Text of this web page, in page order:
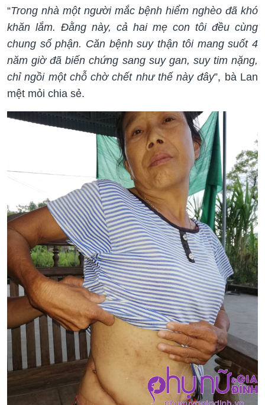
“Trong nhà một người mắc bệnh hiểm nghèo đã khó
khăn lắm. Đằng này, cả hai mẹ con tôi đều cùng
chung số phận. Căn bệnh suy thận tôi mang suốt 4
năm giờ đã biến chứng sang suy gan, suy tim nặng,
chỉ ngồi một chỗ chờ chết như thế này đây”, bà Lan
mệt mỏi chia sẻ.